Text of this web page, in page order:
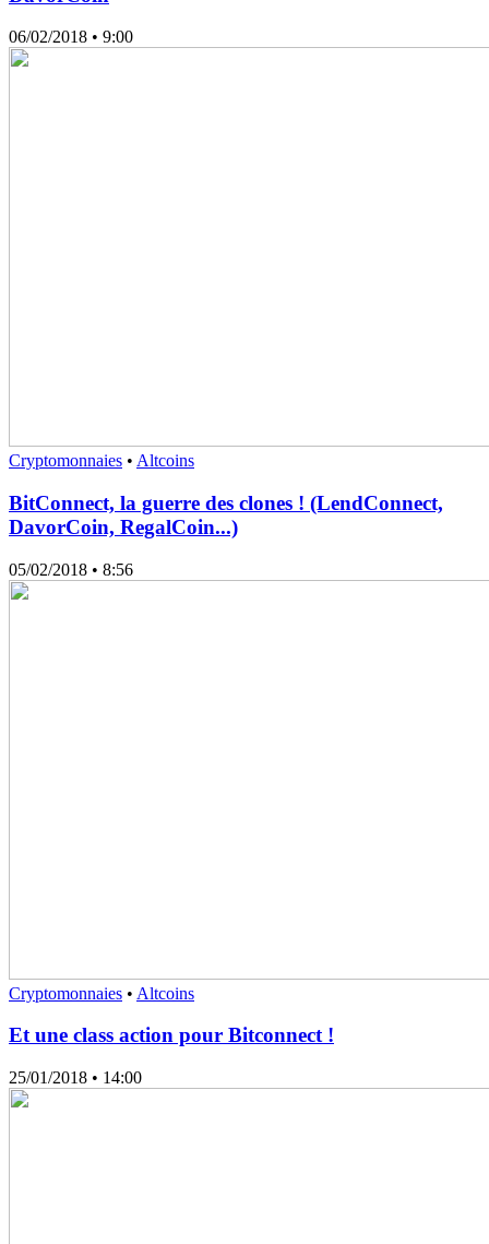
06/02/2018 • 9:00
Cryptomonnaies • Altcoins
BitConnect, la guerre des clones ! (LendConnect,
DavorCoin, RegalCoin...)
05/02/2018 • 8:56
Cryptomonnaies • Altcoins
Et une class action pour Bitconnect !
25/01/2018 • 14:00